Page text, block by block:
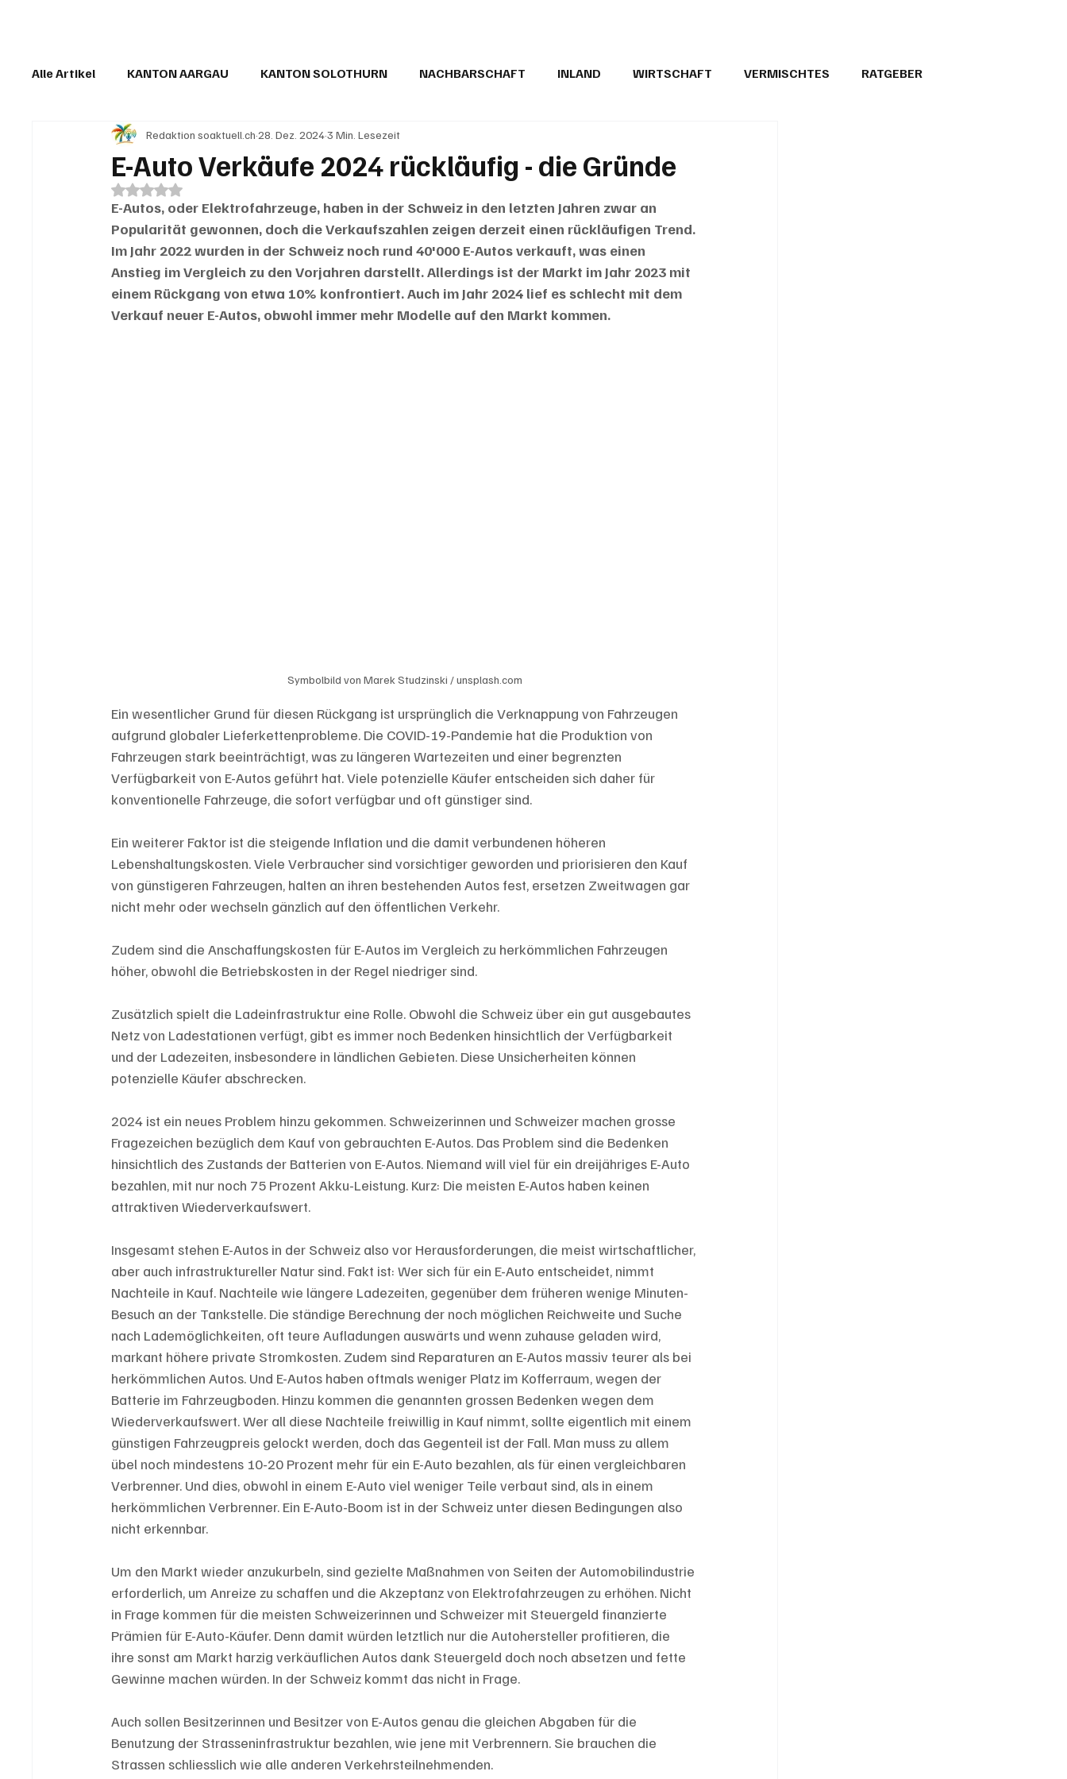
Alle Artikel KANTON AARGAU KANTON SOLOTHURN NACHBARSCHAFT INLAND WIRTSCHAFT VERMISCHTES RATGEBER
IN EIGENER SACHE KOMMENTARE LESERBRIEFE
E-Auto Verkäufe 2024 rückläufig - die Gründe
Redaktion soaktuell.ch 28. Dez. 20243 Min. Lesezeit
Mit NaN von 5 Sternen bewertet.
E-Autos, oder Elektrofahrzeuge, haben in der Schweiz in den letzten Jahren zwar an
Popularität gewonnen, doch die Verkaufszahlen zeigen derzeit einen rückläufigen Trend.
Im Jahr 2022 wurden in der Schweiz noch rund 40'000 E-Autos verkauft, was einen
Anstieg im Vergleich zu den Vorjahren darstellt. Allerdings ist der Markt im Jahr 2023 mit
einem Rückgang von etwa 10% konfrontiert. Auch im Jahr 2024 lief es schlecht mit dem
Verkauf neuer E-Autos, obwohl immer mehr Modelle auf den Markt kommen.
Symbolbild von Marek Studzinski / unsplash.com
Ein wesentlicher Grund für diesen Rückgang ist ursprünglich die Verknappung von Fahrzeugen
aufgrund globaler Lieferkettenprobleme. Die COVID-19-Pandemie hat die Produktion von
Fahrzeugen stark beeinträchtigt, was zu längeren Wartezeiten und einer begrenzten
Verfügbarkeit von E-Autos geführt hat. Viele potenzielle Käufer entscheiden sich daher für
konventionelle Fahrzeuge, die sofort verfügbar und oft günstiger sind.
Ein weiterer Faktor ist die steigende Inflation und die damit verbundenen höheren
Lebenshaltungskosten. Viele Verbraucher sind vorsichtiger geworden und priorisieren den Kauf
von günstigeren Fahrzeugen, halten an ihren bestehenden Autos fest, ersetzen Zweitwagen gar
nicht mehr oder wechseln gänzlich auf den öffentlichen Verkehr.
Zudem sind die Anschaffungskosten für E-Autos im Vergleich zu herkömmlichen Fahrzeugen
höher, obwohl die Betriebskosten in der Regel niedriger sind.
Zusätzlich spielt die Ladeinfrastruktur eine Rolle. Obwohl die Schweiz über ein gut ausgebautes
Netz von Ladestationen verfügt, gibt es immer noch Bedenken hinsichtlich der Verfügbarkeit
und der Ladezeiten, insbesondere in ländlichen Gebieten. Diese Unsicherheiten können
potenzielle Käufer abschrecken.
2024 ist ein neues Problem hinzu gekommen. Schweizerinnen und Schweizer machen grosse
Fragezeichen bezüglich dem Kauf von gebrauchten E-Autos. Das Problem sind die Bedenken
hinsichtlich des Zustands der Batterien von E-Autos. Niemand will viel für ein dreijähriges E-Auto
bezahlen, mit nur noch 75 Prozent Akku-Leistung. Kurz: Die meisten E-Autos haben keinen
attraktiven Wiederverkaufswert.
Insgesamt stehen E-Autos in der Schweiz also vor Herausforderungen, die meist wirtschaftlicher,
aber auch infrastruktureller Natur sind. Fakt ist: Wer sich für ein E-Auto entscheidet, nimmt
Nachteile in Kauf. Nachteile wie längere Ladezeiten, gegenüber dem früheren wenige Minuten-
Besuch an der Tankstelle. Die ständige Berechnung der noch möglichen Reichweite und Suche
nach Lademöglichkeiten, oft teure Aufladungen auswärts und wenn zuhause geladen wird,
markant höhere private Stromkosten. Zudem sind Reparaturen an E-Autos massiv teurer als bei
herkömmlichen Autos. Und E-Autos haben oftmals weniger Platz im Kofferraum, wegen der
Batterie im Fahrzeugboden. Hinzu kommen die genannten grossen Bedenken wegen dem
Wiederverkaufswert. Wer all diese Nachteile freiwillig in Kauf nimmt, sollte eigentlich mit einem
günstigen Fahrzeugpreis gelockt werden, doch das Gegenteil ist der Fall. Man muss zu allem
übel noch mindestens 10-20 Prozent mehr für ein E-Auto bezahlen, als für einen vergleichbaren
Verbrenner. Und dies, obwohl in einem E-Auto viel weniger Teile verbaut sind, als in einem
herkömmlichen Verbrenner. Ein E-Auto-Boom ist in der Schweiz unter diesen Bedingungen also
nicht erkennbar.
Um den Markt wieder anzukurbeln, sind gezielte Maßnahmen von Seiten der Automobilindustrie
erforderlich, um Anreize zu schaffen und die Akzeptanz von Elektrofahrzeugen zu erhöhen. Nicht
in Frage kommen für die meisten Schweizerinnen und Schweizer mit Steuergeld finanzierte
Prämien für E-Auto-Käufer. Denn damit würden letztlich nur die Autohersteller profitieren, die
ihre sonst am Markt harzig verkäuflichen Autos dank Steuergeld doch noch absetzen und fette
Gewinne machen würden. In der Schweiz kommt das nicht in Frage.
Auch sollen Besitzerinnen und Besitzer von E-Autos genau die gleichen Abgaben für die
Benutzung der Strasseninfrastruktur bezahlen, wie jene mit Verbrennern. Sie brauchen die
Strassen schliesslich wie alle anderen Verkehrsteilnehmenden.